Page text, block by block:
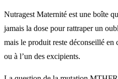
Nutragest Maternité est une boîte
jamais la dose pour rattraper un
mais le produit reste déconseillé en
ou à l’un des excipients.